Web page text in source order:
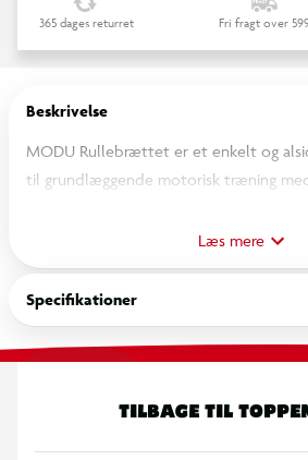
365 dages returret Fri fragt over
Beskrivelse
MODU Rullebrættet er et enkelt og
til grundlæggende motorisk træning
hjulene og brug brættet til
Brug sammen med andre MODU
Rullebrættet om til en gyngehest eller
sjove ved MODU!
Tilføjelse til Specifikationer:
Læs mere
Specifikationer
TILBAGE TIL